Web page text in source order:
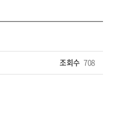
조회수 708